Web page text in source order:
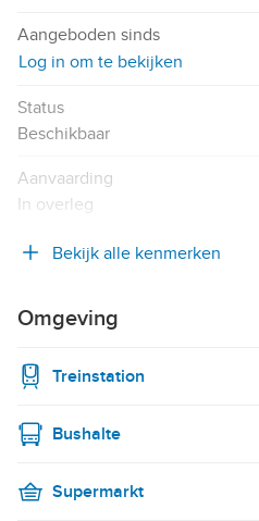
Aangeboden sinds
Log in om te bekijken
Status
Beschikbaar
Aanvaarding
In overleg
Bekijk alle kenmerken
Omgeving
Treinstation
Bushalte
Supermarkt